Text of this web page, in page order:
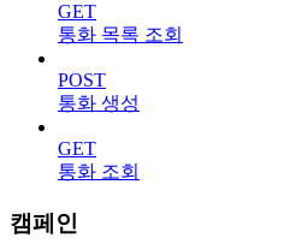
GET
통화 목록 조회
POST
통화 생성
GET
통화 조회
캠페인